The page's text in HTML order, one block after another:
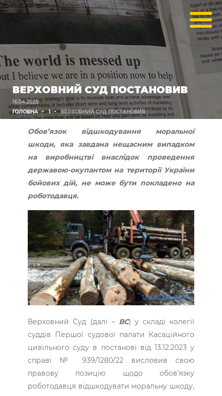
ВЕРХОВНИЙ СУД ПОСТАНОВИВ
16.04.2025
ГОЛОВНА
1 ВЕРХОВНИЙ СУД ПОСТАНОВИВ
Обов’язок відшкодування моральної
шкоди, яка завдана нещасним випадком
на виробництві внаслідок проведення
державою-окупантом на території України
бойових дій, не може бути покладено на
роботодавця.
Верховний Суд (далі – ВС) у складі колегії
суддів ­Першої судової палати Касаційного
цивільного суду в постанові від 13.12.2023 у
справі № 939/1280/22 висловив свою
правову позицію щодо обов’язку
роботодавця відшкодувати моральну шкоду,